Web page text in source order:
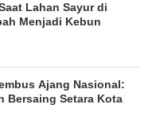
Lahan Sayur di
Menjadi Kebun
Ajang Nasional:
Bersaing Setara Kota